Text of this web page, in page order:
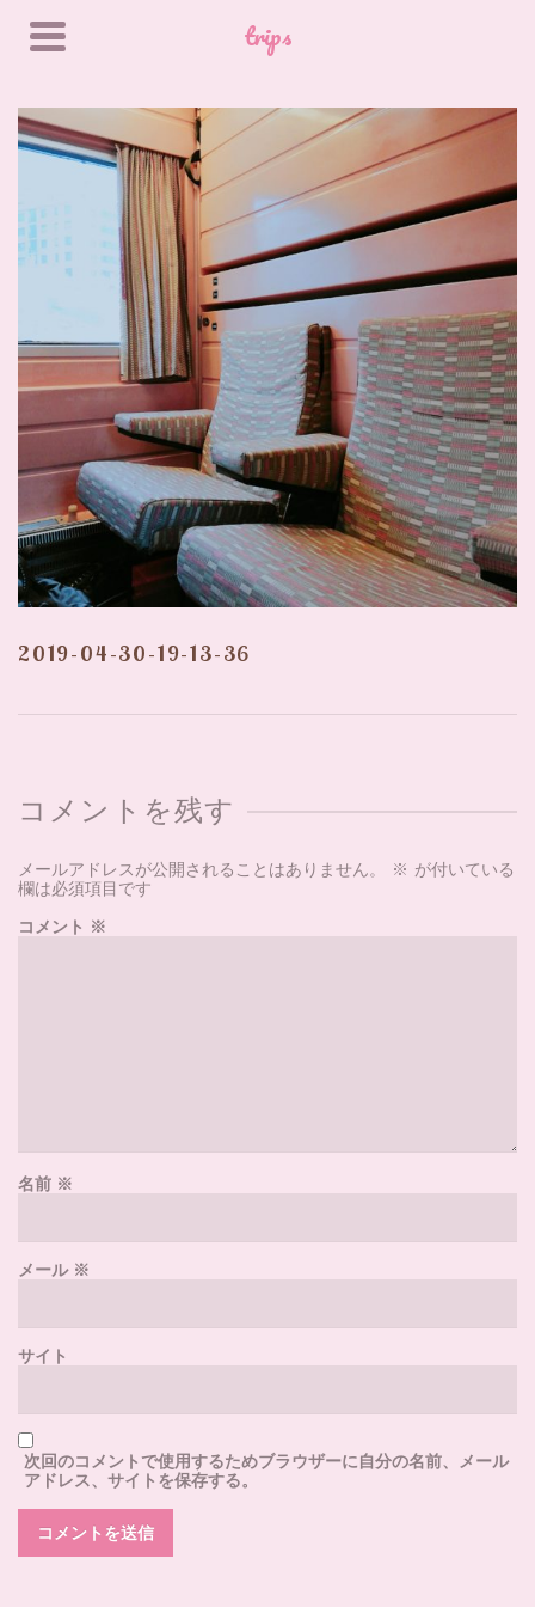
trips
2019-04-30-19-13-36
コメントを残す
メールアドレスが公開されることはありません。 ※ が付いている
欄は必須項目です
コメント ※
名前 ※
メール※
サイト
次回のコメントで使用するためブラウザーに自分の名前、メール
アドレス、サイトを保存する。